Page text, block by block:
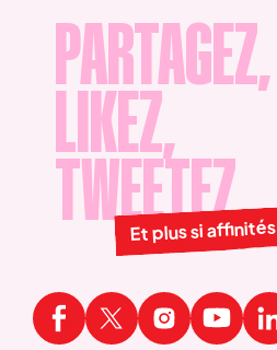
PARTAGEZ,
LIKEZ,
TWEETEZ
Et plus si affinités